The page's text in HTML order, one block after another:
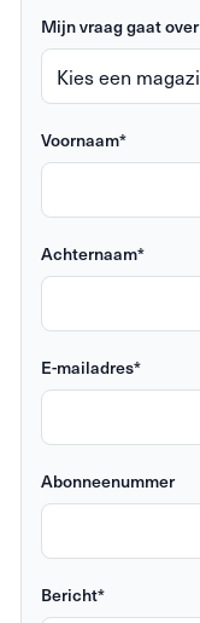
Mijn vraag gaat over
Voornaam*
Achternaam*
E-mailadres*
Abonneenummer
Bericht*